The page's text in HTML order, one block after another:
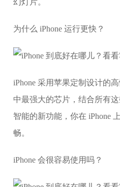
幻灯片。
为什么 iPhone 运行更快？
iPhone 采用苹果定制设计的
中最强大的芯片，结合所有
智能的新功能，你在 iPhone
畅。
iPhone 会很容易使用吗？